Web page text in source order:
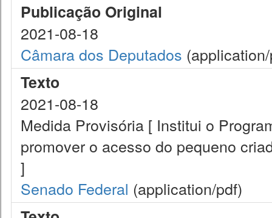
Publicação Original
2021-08-18
Câmara dos Deputados
Texto
2021-08-18
Medida Provisória [ Institui o
promover o acesso do pequeno
]
Senado Federal (application/pdf)